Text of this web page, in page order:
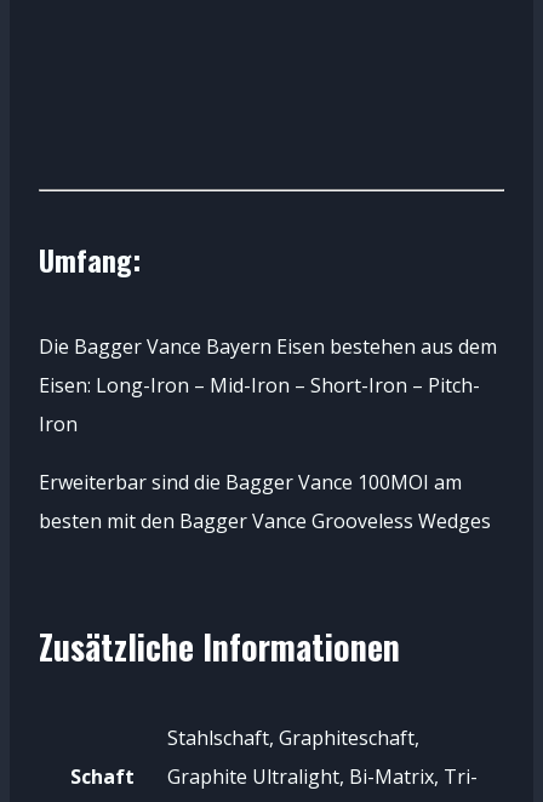
Umfang:
Die Bagger Vance Bayern Eisen bestehen aus dem
Eisen: Long-Iron – Mid-Iron – Short-Iron – Pitch-
Iron
Erweiterbar sind die Bagger Vance 100MOI am
besten mit den Bagger Vance Grooveless Wedges
Zusätzliche Informationen
Schaft
Stahlschaft, Graphiteschaft,
Graphite Ultralight, Bi-Matrix, Tri-